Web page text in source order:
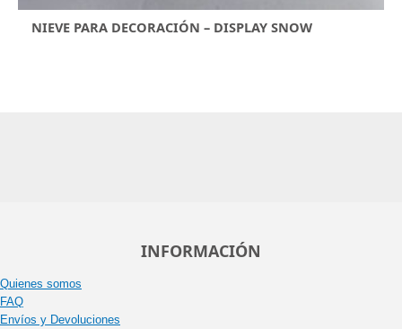
NIEVE PARA DECORACIÓN – DISPLAY SNOW
INFORMACIÓN
Quienes somos
FAQ
Envíos y Devoluciones